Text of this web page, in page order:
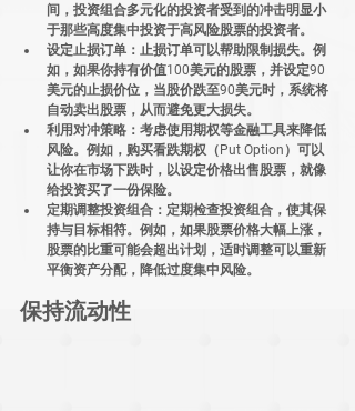
间，投资组合多元化的投资者受到的冲击明显小
于那些高度集中投资于高风险股票的投资者。
设定止损订单 ：止损订单可以帮助限制损失。例
如，如果你持有价值100美元的股票，并设定90
美元的止损价位，当股价跌至90美元时，系统将
自动卖出股票，从而避免更大损失。
利用对冲策略 ：考虑使用期权等金融工具来降低
风险。例如，购买看跌期权（Put Option）可以
让你在市场下跌时，以设定价格出售股票，就像
给投资买了一份保险。
定期调整投资组合 ：定期检查投资组合，使其保
持与目标相符。例如，如果股票价格大幅上涨，
股票的比重可能会超出计划，适时调整可以重新
平衡资产分配，降低过度集中风险。
保持流动性